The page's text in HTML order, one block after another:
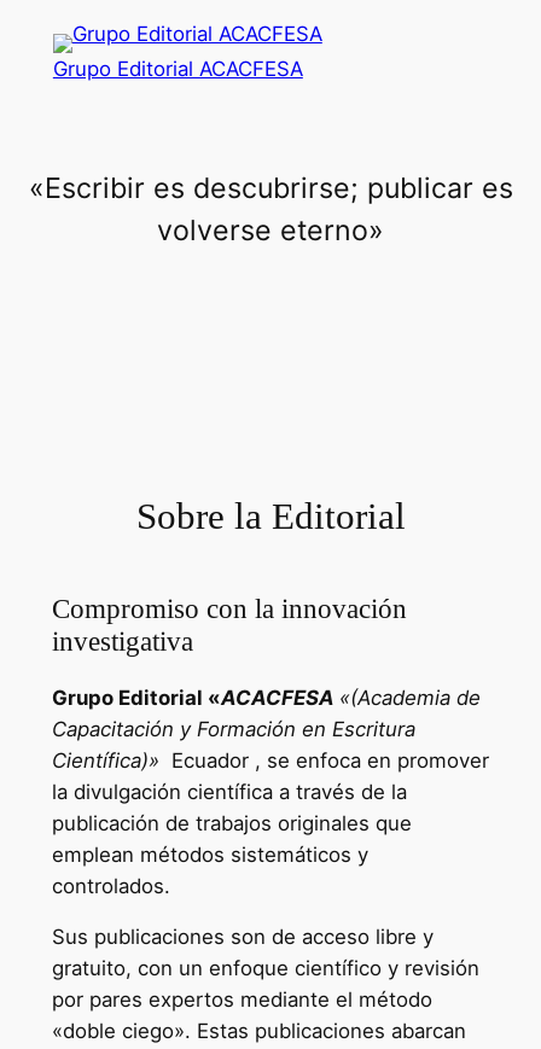
contenido
Grupo Editorial ACACFESA
«Escribir es descubrirse; publicar es
volverse eterno»
Sobre la Editorial
Compromiso con la innovación
investigativa
Grupo Editorial «ACACFESA «(Academia de
Capacitación y Formación en Escritura
Científica)» Ecuador , se enfoca en promover
la divulgación científica a través de la
publicación de trabajos originales que
emplean métodos sistemáticos y
controlados.
Sus publicaciones son de acceso libre y
gratuito, con un enfoque científico y revisión
por pares expertos mediante el método
«doble ciego». Estas publicaciones abarcan